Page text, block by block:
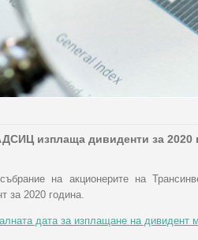
изплаща дивиденти за 2020
на акционерите на
за 2020 година.
дата за изплащане на дивидент